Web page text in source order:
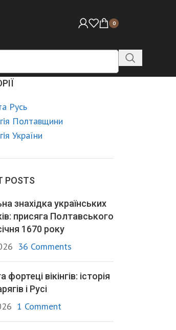
0
Русь
Полтавщини
України
POSTS
знахідка українських
присяга Полтавського
1670 року
36 Comments
фортеці вікінгів: історія
і Русі
1 Comment